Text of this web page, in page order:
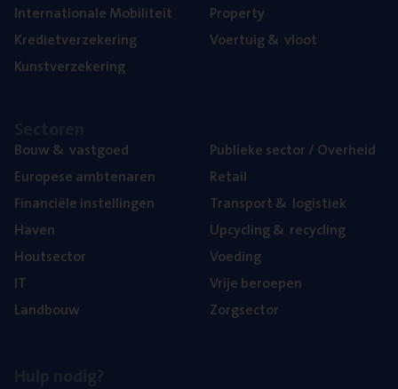
Inter­na­ti­o­na­le Mobiliteit
Kre­diet­ver­ze­ke­ring
Kunst­ver­ze­ke­ring
Pro­per­ty
Voer­tuig& vloot
Bouw& vastgoed
Euro­pe­se ambtenaren
Finan­ci­ë­le instellingen
Haven
Hout­sec­tor
IT
Land­bouw
Publie­ke sec­tor / Overheid
Retail
Trans­port& logistiek
Upcy­cling& recycling
Voe­ding
Vrije beroe­pen
Zorg­sec­tor